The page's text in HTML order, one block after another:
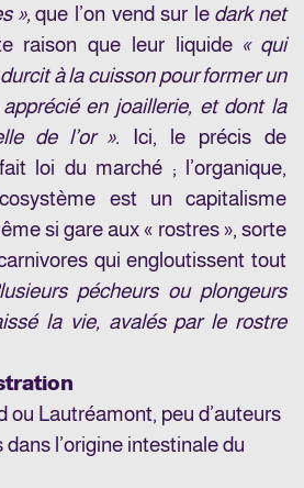
»,que l’on vend sur ledark net
raison que leur liquide« qui
à la cuisson pour former un
en joaillerie, et dont la
de l’or ». Ici, le précis de
loi du marché ; l’organique,
est un capitalisme
si gare aux « rostres », sorte
qui engloutissent tout
pécheurs ou plongeurs
la vie, avalés par le rostre
ou Lautréamont, peu d’auteurs
l’origine intestinale du